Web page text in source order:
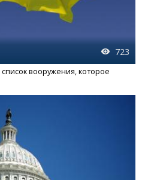
723
вооружения, которое